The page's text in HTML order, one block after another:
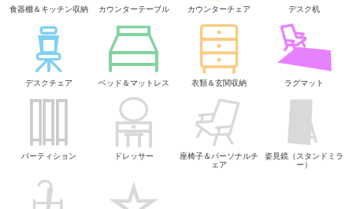
食器棚＆キッチン収納 カウンターテーブル カウンターチェア デスク机
デスクチェア ベッド＆マットレス 衣類＆玄関収納 ラグマット
パーティション ドレッサー
座椅子＆パーソナルチ
ェア
姿見鏡（スタンドミラ
ー）